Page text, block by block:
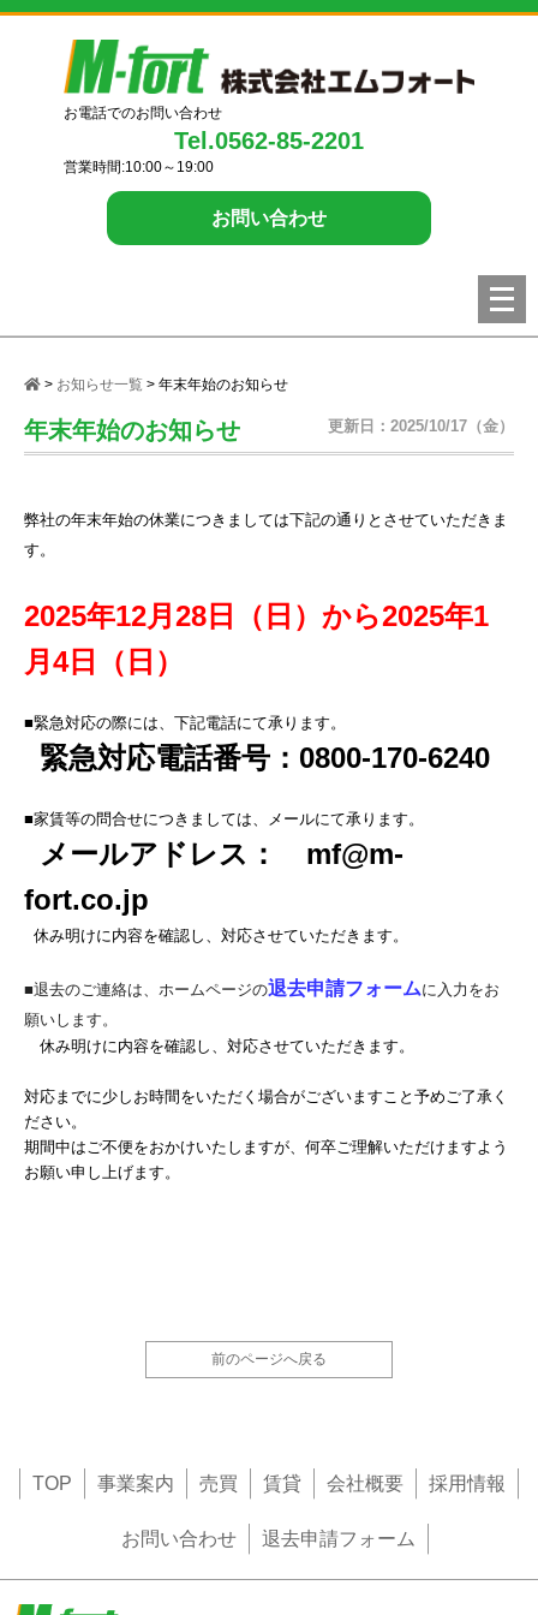
お電話でのお問い合わせ
Tel.0562-85-2201
営業時間:10:00～19:00
お問い合わせ
メ
ニ
開
> お知らせ一覧 > 年末年始のお知らせ
年末年始のお知らせ 更新日：2025/10/17（金）
弊社の年末年始の休業につきましては下記の通りとさせていただきま
す。
2025年12月28日（日）から2025年1
月4日（日）
■緊急対応の際には、下記電話にて承ります。
緊急対応電話番号：0800-170-6240
■家賃等の問合せにつきましては、メールにて承ります。
メールアドレス： mf@m-
fort.co.jp
休み明けに内容を確認し、対応させていただきます。
■退去のご連絡は、ホームページの退去申請フォームに入力をお
願いします。
休み明けに内容を確認し、対応させていただきます。
対応までに少しお時間をいただく場合がございますこと予めご了承く
ださい。
期間中はご不便をおかけいたしますが、何卒ご理解いただけますよう
お願い申し上げます。
前のページへ戻る
TOP 事業案内 売買 賃貸 会社概要 採用情報
お問い合わせ 退去申請フォーム